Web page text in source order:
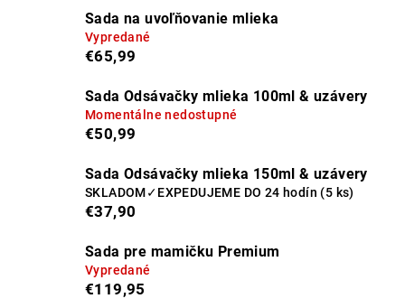
Sada na uvoľňovanie mlieka
Vypredané
€65,99
Sada Odsávačky mlieka 100ml & uzávery
Momentálne nedostupné
€50,99
Sada Odsávačky mlieka 150ml & uzávery
SKLADOM✓EXPEDUJEME DO 24 hodín (5 ks)
€37,90
Sada pre mamičku Premium
Vypredané
€119,95